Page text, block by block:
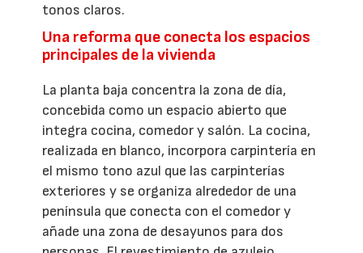
tonos claros.
Una reforma que conecta los espacios
principales de la vivienda
La planta baja concentra la zona de día,
concebida como un espacio abierto que
integra cocina, comedor y salón. La cocina,
realizada en blanco, incorpora carpintería en
el mismo tono azul que las carpinterías
exteriores y se organiza alrededor de una
península que conecta con el comedor y
añade una zona de desayunos para dos